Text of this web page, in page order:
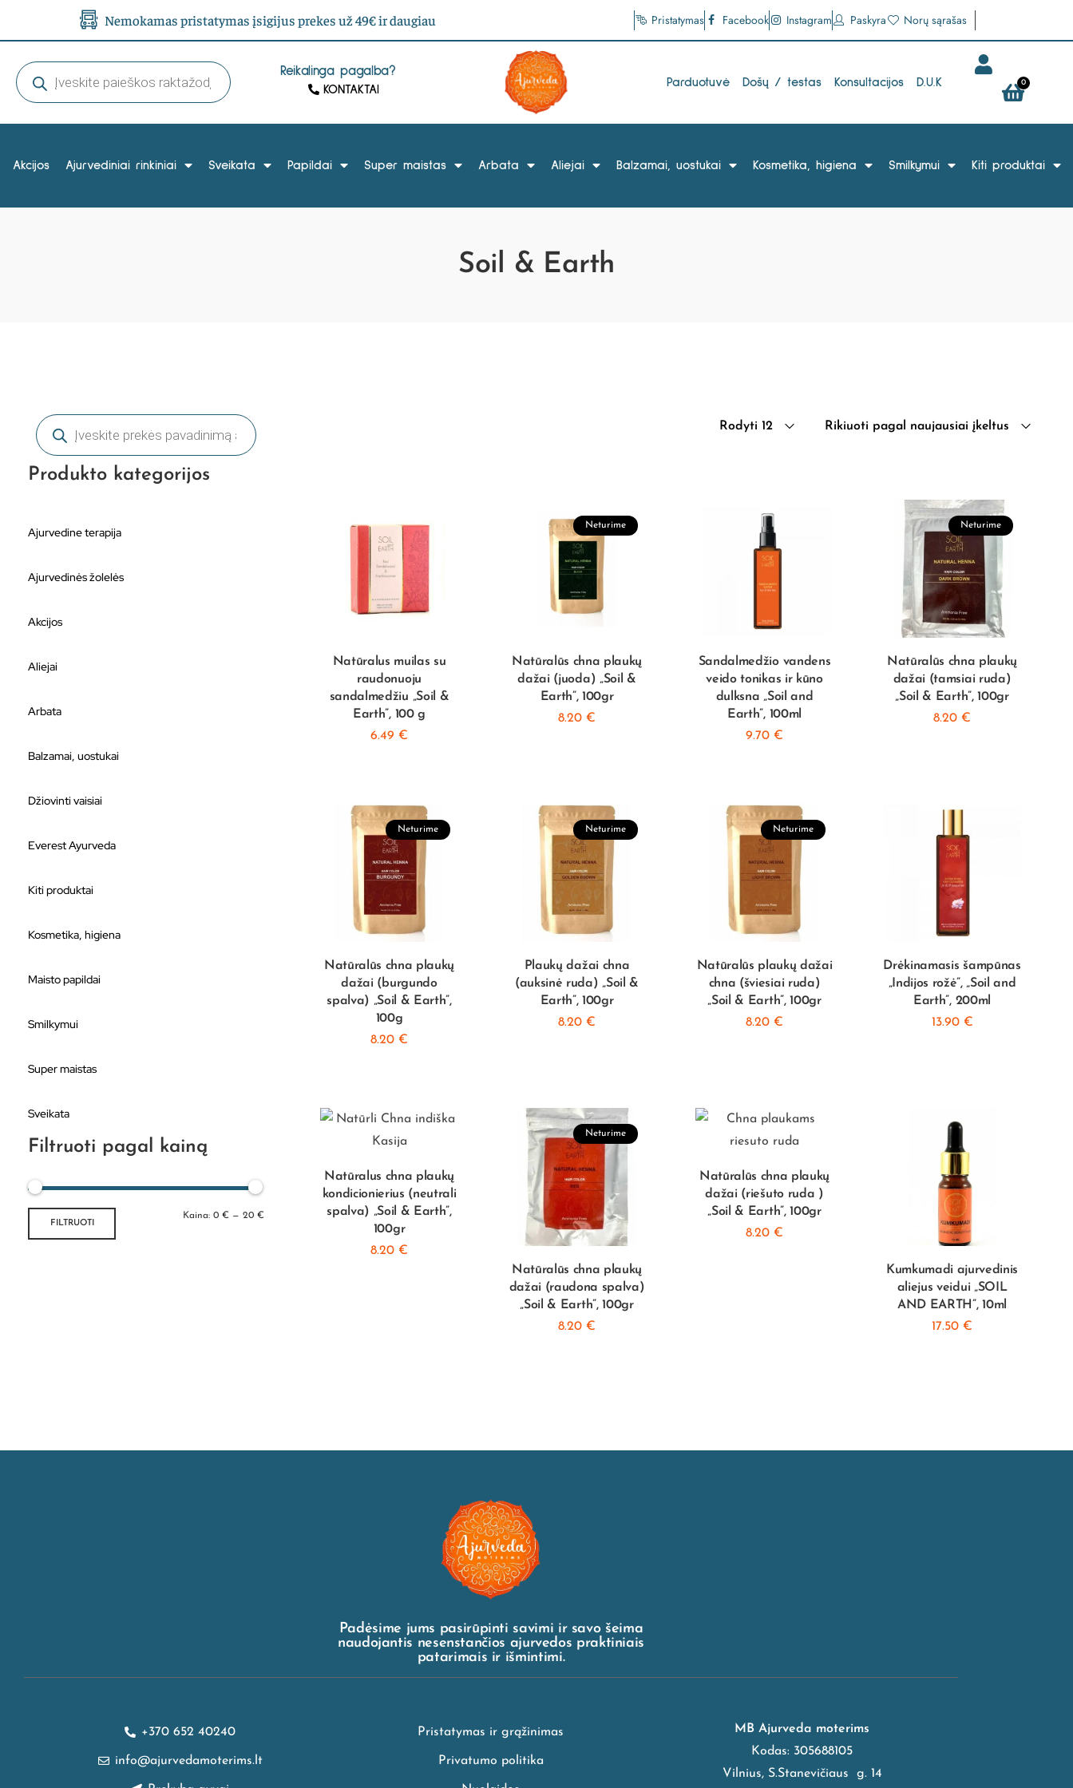
Nemokamas pristatymas įsigijus prekes už 49€ ir daugiau Pristatymas Facebook Instagram Paskyra Norų sąrašas
Reikalinga pagalba?
KONTAKTAI
Parduotuvė Došų / testas Konsultacijos D.U.K 0
Akcijos Ajurvediniai rinkiniai Sveikata Papildai Super maistas Arbata Aliejai Balzamai, uostukai Kosmetika, higiena Smilkymui Kiti produktai
Soil & Earth
Produkto kategorijos
Ajurvedine terapija
Ajurvedinės žolelės
Akcijos
Aliejai
Arbata
Balzamai, uostukai
Džiovinti vaisiai
Everest Ayurveda
Kiti produktai
Kosmetika, higiena
Maisto papildai
Smilkymui
Super maistas
Sveikata
Filtruoti pagal kainą
FILTRUOTI
Kaina: 0 € — 20 €
Rodyti 12 Rikiuoti pagal naujausiai įkeltus
Natūralus muilas su
raudonuoju
sandalmedžiu „Soil &
Earth”, 100 g
6.49 €
Neturime
Natūralūs chna plaukų
dažai (juoda) „Soil &
Earth”, 100gr
8.20 €
Sandalmedžio vandens
veido tonikas ir kūno
dulksna „Soil and
Earth”, 100ml
9.70 €
Neturime
Natūralūs chna plaukų
dažai (tamsiai ruda)
„Soil & Earth”, 100gr
8.20 €
Neturime
Natūralūs chna plaukų
dažai (burgundo
spalva) „Soil & Earth”,
100g
8.20 €
Neturime
Plaukų dažai chna
(auksinė ruda) „Soil &
Earth”, 100gr
8.20 €
Neturime
Natūralūs plaukų dažai
chna (šviesiai ruda)
„Soil & Earth”, 100gr
8.20 €
Drėkinamasis šampūnas
„Indijos rožė”, „Soil and
Earth”, 200ml
13.90 €
Natūralus chna plaukų
kondicionierius (neutrali
spalva) „Soil & Earth”,
100gr
8.20 €
Neturime
Natūralūs chna plaukų
dažai (raudona spalva)
„Soil & Earth”, 100gr
8.20 €
Natūralūs chna plaukų
dažai (riešuto ruda )
„Soil & Earth”, 100gr
8.20 €
Kumkumadi ajurvedinis
aliejus veidui „SOIL
AND EARTH”, 10ml
17.50 €
Padėsime jums pasirūpinti savimi ir savo šeima
naudojantis nesenstančios ajurvedos praktiniais
patarimais ir išmintimi.
+370 652 40240
info@ajurvedamoterims.lt
Pristatymas ir grąžinimas
Privatumo politika
MB Ajurveda moterims
Kodas: 305688105
Vilnius, S.Stanevičiaus g. 14